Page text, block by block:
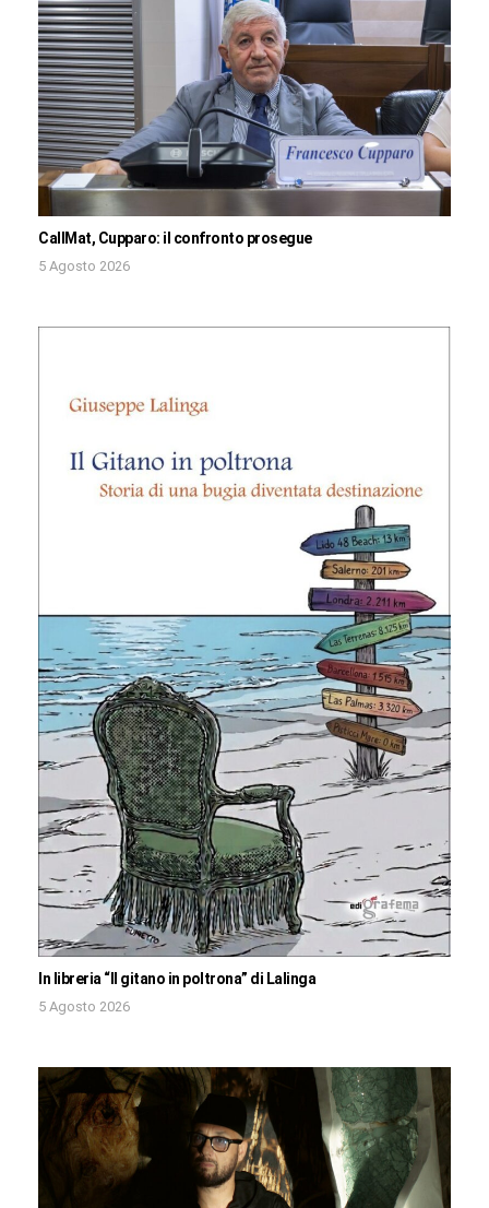
CallMat, Cupparo: il confronto prosegue
5 Agosto 2026
In libreria “Il gitano in poltrona” di Lalinga
5 Agosto 2026